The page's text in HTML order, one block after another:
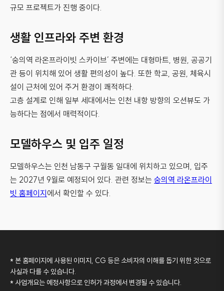
규모 프로젝트가 진행 중이다.
생활 인프라와 주변 환경
‘숭의역 라온프라이빗 스카이브’ 주변에는 대형마트, 병원, 공공기
관 등이 위치해 있어 생활 편의성이 높다. 또한 학교, 공원, 체육시
설이 근처에 있어 주거 환경이 쾌적하다.
고층 설계로 인해 일부 세대에서는 인천 내항 방향의 오션뷰도 가
능하다는 점에서 매력적이다.
모델하우스 및 입주 일정
모델하우스는 인천 남동구 구월동 일대에 위치하고 있으며, 입주
는 2027년 9월로 예정되어 있다. 관련 정보는 숭의역 라온프라이
빗 홈페이지 에서 확인할 수 있다.
* 본 홈페이지에 사용된 이미지, CG 등은 소비자의 이해를 돕기 위한 것으로
사실과 다를 수 있습니다.
* 사업개요는 예정사항으로 인허가 과정에서 변경될 수 있습니다.